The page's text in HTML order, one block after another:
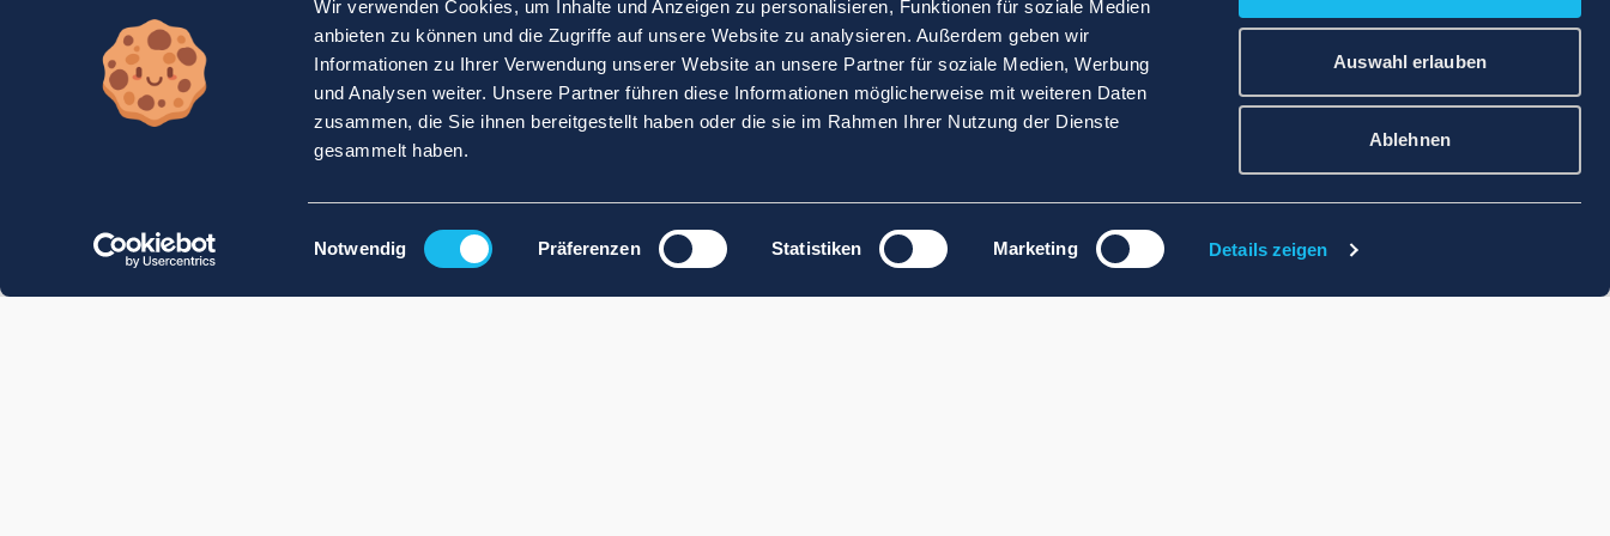
Wir verwenden Cookies, um Inhalte und Anzeigen zu personalisieren, Funktionen für soziale Medien
anbieten zu können und die Zugriffe auf unsere Website zu analysieren. Außerdem geben wir
Informationen zu Ihrer Verwendung unserer Website an unsere Partner für soziale Medien, Werbung
und Analysen weiter. Unsere Partner führen diese Informationen möglicherweise mit weiteren Daten
zusammen, die Sie ihnen bereitgestellt haben oder die sie im Rahmen Ihrer Nutzung der Dienste
gesammelt haben.
Einwilligungsauswahl
Notwendig Präferenzen Statistiken Marketing Details zeigen
Auswahl erlauben
Ablehnen